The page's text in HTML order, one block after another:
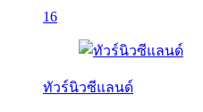
16
ทัวร์นิวซีแลนด์